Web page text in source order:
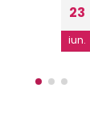
27
ian.